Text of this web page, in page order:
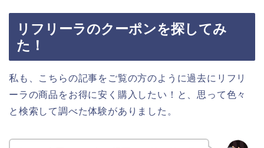
リフリーラのクーポンを探してみ
た！
私も、こちらの記事をご覧の方のように過去にリフリ
ーラの商品をお得に安く購入したい！と、思って色々
と検索して調べた体験がありました。